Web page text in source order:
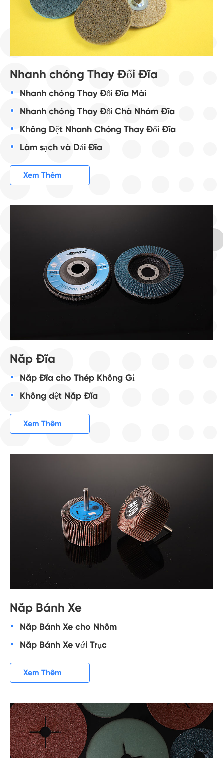
Nhanh chóng Thay Đổi Đĩa
Nhanh chóng Thay Đổi Đĩa Mài
Nhanh chóng Thay Đổi Chà Nhám Đĩa
Không Dệt Nhanh Chóng Thay Đổi Đĩa
Làm sạch và Dải Đĩa
Xem Thêm
Nắp Đĩa
Nắp Đĩa cho Thép Không Gỉ
Không dệt Nắp Đĩa
Xem Thêm
Nắp Bánh Xe
Nắp Bánh Xe cho Nhôm
Nắp Bánh Xe với Trục
Xem Thêm